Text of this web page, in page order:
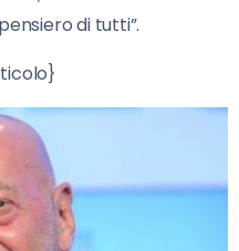
di tutti”.